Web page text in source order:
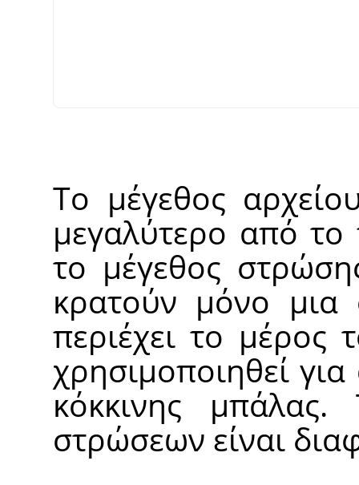
Το μέγεθος
μεγαλύτερο από
το μέγεθος
κρατούν μόνο μια
περιέχει το
χρησιμοποιηθεί
κόκκινης
στρώσεων είναι